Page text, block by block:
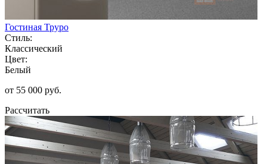
Гостиная Труро
Стиль:
Классический
Цвет:
Белый
от 55 000 руб.
Рассчитать